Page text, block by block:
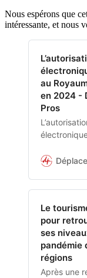
Nous espérons que
intéressante, et nous
au
en 2024 -
Pros
mise en
Le
pour
ses
pandémie
régions
Après une